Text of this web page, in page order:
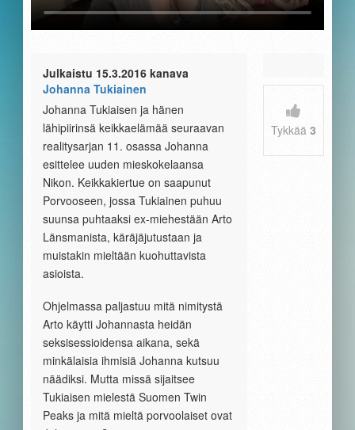
Julkaistu 15.3.2016 kanava
Johanna Tukiainen
Johanna Tukiaisen ja hänen
lähipiirinsä keikkaelämää seuraavan
realitysarjan 11. osassa Johanna
esittelee uuden mieskokelaansa
Nikon. Keikkakiertue on saapunut
Porvooseen, jossa Tukiainen puhuu
suunsa puhtaaksi ex-miehestään Arto
Länsmanista, käräjäjutustaan ja
muistakin mieltään kuohuttavista
asioista.
Ohjelmassa paljastuu mitä nimitystä
Arto käytti Johannasta heidän
seksisessioidensa aikana, sekä
minkälaisia ihmisiä Johanna kutsuu
näädiksi. Mutta missä sijaitsee
Tukiaisen mielestä Suomen Twin
Peaks ja mitä mieltä porvoolaiset ovat
Tykkää 3